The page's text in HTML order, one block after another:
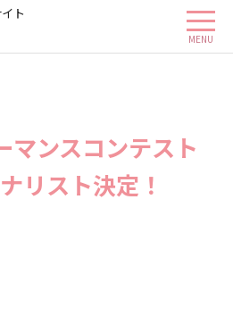
ト
2019 ファイナリスト決定！
マンスコンテスト
スト決定！